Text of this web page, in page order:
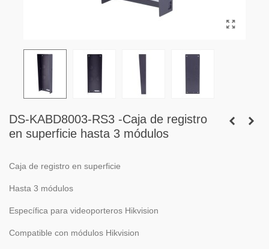
DS-KABD8003-RS3 -Caja de registro
en superficie hasta 3 módulos
Caja de registro en superficie
Hasta 3 módulos
Específica para videoporteros Hikvision
Compatible con módulos Hikvision